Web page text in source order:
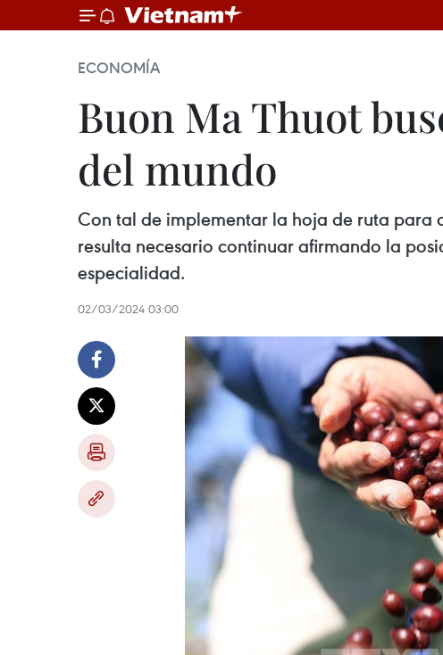
ECONOMÍA
Buon Ma Thuot
del mundo
Con tal de implementar la hoja de ruta para
resulta necesario continuar afirmando la
especialidad.
02/03/2024 03:00